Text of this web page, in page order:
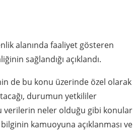
alanında faaliyet gösteren
sağlandığı açıklandı.
de bu konu üzerinde özel olarak
durumun yetkililer
verilerin neler olduğu gibi konular
kamuoyuna açıklanması ve